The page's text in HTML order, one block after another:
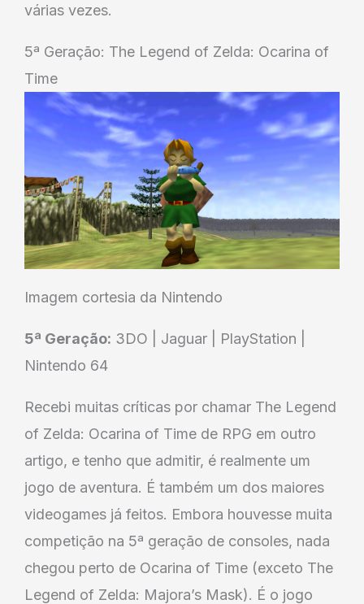
várias vezes.
5ª Geração: The Legend of Zelda: Ocarina of
Time
Imagem cortesia da Nintendo
5ª Geração: 3DO | Jaguar | PlayStation |
Nintendo 64
Recebi muitas críticas por chamar The Legend
of Zelda: Ocarina of Time de RPG em outro
artigo, e tenho que admitir, é realmente um
jogo de aventura. É também um dos maiores
videogames já feitos. Embora houvesse muita
competição na 5ª geração de consoles, nada
chegou perto de Ocarina of Time (exceto The
Legend of Zelda: Majora’s Mask). É o jogo